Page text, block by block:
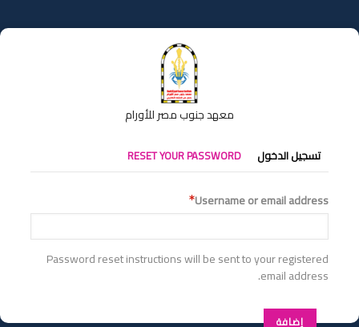
إلى
المحتوى
معهد جنوب مصر للأورام
التبويبات
الأساسية
تسجيل الدخول RESET YOUR PASSWORD
Username or email address
Password reset instructions will be sent to your registered
email address.